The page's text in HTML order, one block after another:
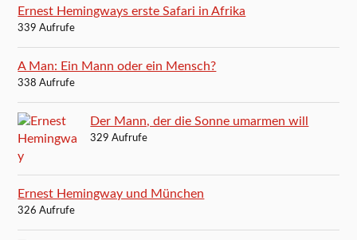
Ernest Hemingways erste Safari in Afrika
339 Aufrufe
A Man: Ein Mann oder ein Mensch?
338 Aufrufe
Der Mann, der die Sonne umarmen will
329 Aufrufe
Ernest Hemingway und München
326 Aufrufe